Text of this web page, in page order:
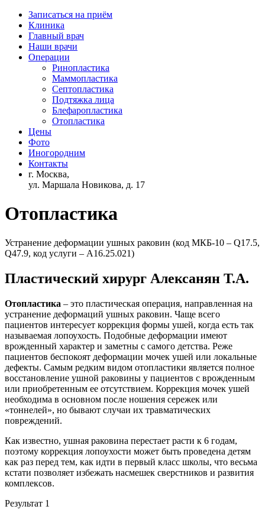
Записаться на приём
Клиника
Главный врач
Наши врачи
Операции
Ринопластика
Маммопластика
Септопластика
Подтяжка лица
Блефаропластика
Отопластика
Цены
Фото
Иногородним
Контакты
г. Москва,
ул. Маршала Новикова, д. 17
Отопластика
Устранение деформации ушных раковин (код МКБ-10 – Q17.5,
Q47.9, код услуги – A16.25.021)
Пластический хирург Алексанян Т.А.
Отопластика – это пластическая операция, направленная на
устранение деформаций ушных раковин. Чаще всего
пациентов интересует коррекция формы ушей, когда есть так
называемая лопоухость. Подобные деформации имеют
врожденный характер и заметны с самого детства. Реже
пациентов беспокоят деформации мочек ушей или локальные
дефекты. Самым редким видом отопластики является полное
восстановление ушной раковины у пациентов с врожденным
или приобретенным ее отсутствием. Коррекция мочек ушей
необходима в основном после ношения сережек или
«тоннелей», но бывают случаи их травматических
повреждений.
Как известно, ушная раковина перестает расти к 6 годам,
поэтому коррекция лопоухости может быть проведена детям
как раз перед тем, как идти в первый класс школы, что весьма
кстати позволяет избежать насмешек сверстников и развития
комплексов.
Результат 1